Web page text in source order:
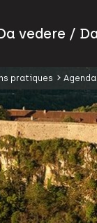
vedere /
pratiques Agenda